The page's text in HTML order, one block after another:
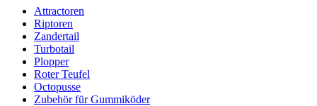
Attractoren
Riptoren
Zandertail
Turbotail
Plopper
Roter Teufel
Octopusse
Zubehör für Gummiköder